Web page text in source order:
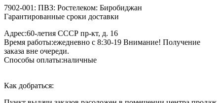
7902-001: ПВЗ: Ростелеком: Биробиджан
Гарантированные сроки доставки
Адрес:60-летия СССР пр-кт, д. 16
Время работы:ежедневно с 8:30-19 Внимание! Получение
заказа вне очереди.
Способы оплаты:наличные
Как добраться: